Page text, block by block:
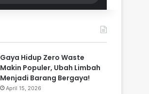
for
Gaya Hidup Zero Waste
Makin Populer, Ubah Limbah
Menjadi Barang Bergaya!
April 15, 2026